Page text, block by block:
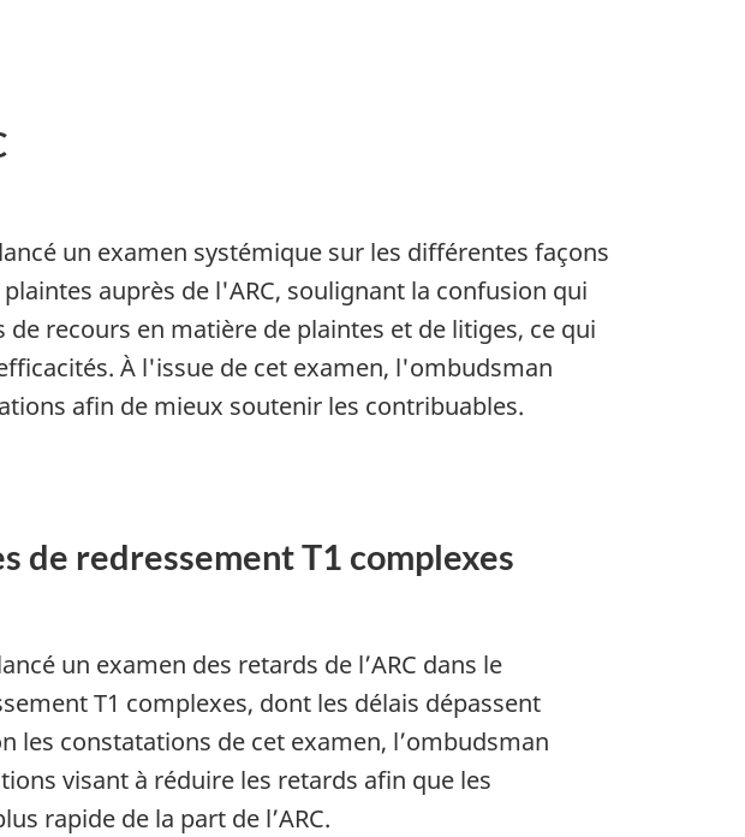
un examen systémique sur les différentes façons
auprès de l'ARC, soulignant la confusion qui
recours en matière de plaintes et de litiges, ce qui
À l'issue de cet examen, l'ombudsman
afin de mieux soutenir les contribuables.
de redressement T1 complexes
un examen des retards de l’ARC dans le
T1 complexes, dont les délais dépassent
les constatations de cet examen, l’ombudsman
visant à réduire les retards afin que les
rapide de la part de l’ARC.